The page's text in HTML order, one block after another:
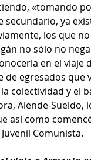
«tomando
secundario, ya
los que
no sólo no
en el viaje
de egresados que
colectividad y el
Alende-
así como
Comunista.